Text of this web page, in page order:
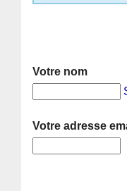
Votre nom
Votre adresse